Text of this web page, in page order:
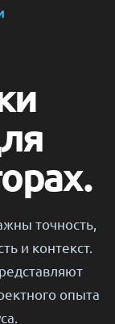
точность,
и контекст.
опыта